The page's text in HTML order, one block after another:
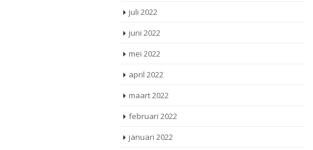
juli 2022
juni 2022
mei 2022
april 2022
maart 2022
februari 2022
januari 2022